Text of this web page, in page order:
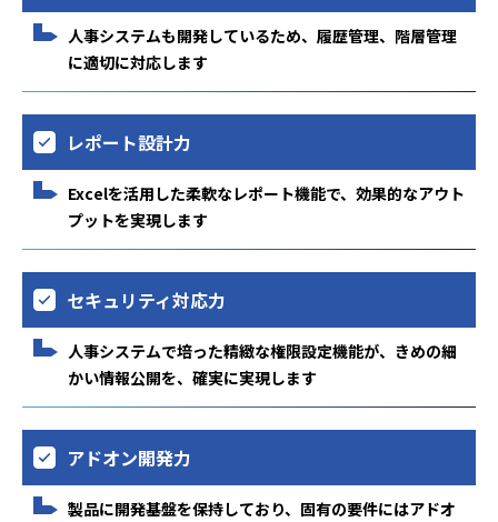
人事システムも開発しているため、履歴管理、階層管理
に適切に対応します
レポート設計力
Excelを活用した柔軟なレポート機能で、効果的なアウト
プットを実現します
セキュリティ対応力
人事システムで培った精緻な権限設定機能が、きめの細
かい情報公開を、確実に実現します
アドオン開発力
製品に開発基盤を保持しており、固有の要件にはアドオ